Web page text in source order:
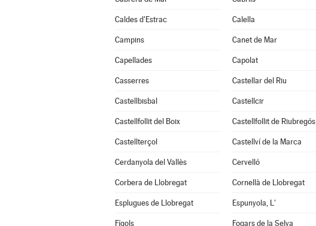
Caldes d'Estrac Calella
Campins Canet de Mar
Capellades Capolat
Casserres Castellar del Riu
Castellbisbal Castellcir
Castellfollit del Boix Castellfollit de Riubregós
Castellterçol Castellví de la Marca
Cerdanyola del Vallès Cervelló
Corbera de Llobregat Cornellà de Llobregat
Esplugues de Llobregat Espunyola, L'
Fígols Fogars de la Selva